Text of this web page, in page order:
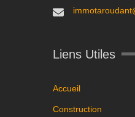
Liens Utiles
Accueil
Construction